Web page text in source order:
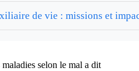
de vie : missions et
selon le mal a dit